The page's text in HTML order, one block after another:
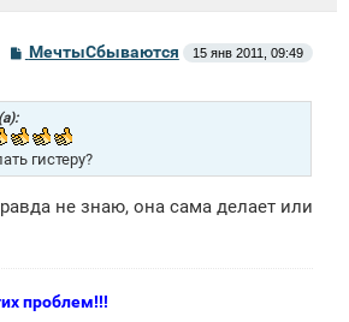
С
о
б
е
н
и
МечтыСбываются 15 янв 2011, 09:49
гистеру?
не знаю, она сама делает или
проблем!!!